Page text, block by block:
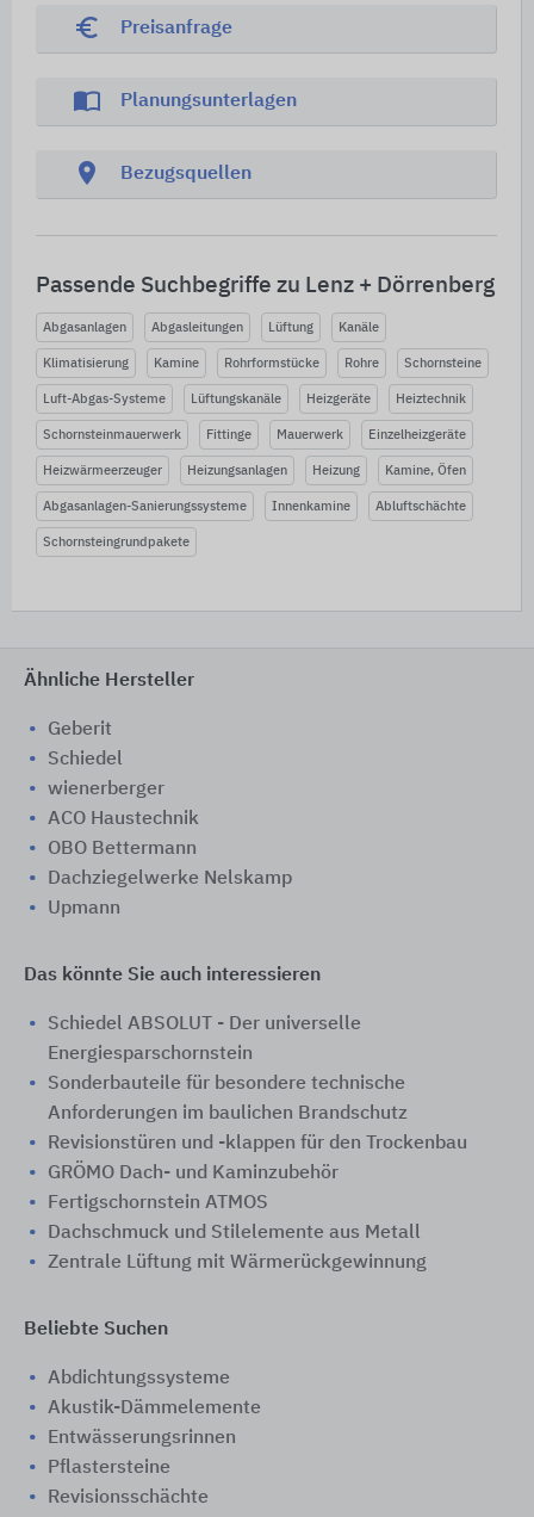
euro_symbol Preisanfrage
import_contacts Planungsunterlagen
location_on Bezugsquellen
Passende Suchbegriffe zu Lenz + Dörrenberg
Abgasanlagen Abgasleitungen Lüftung Kanäle
Klimatisierung Kamine Rohrformstücke Rohre Schornsteine
Luft-Abgas-Systeme Lüftungskanäle Heizgeräte Heiztechnik
Schornsteinmauerwerk Fittinge Mauerwerk Einzelheizgeräte
Heizwärmeerzeuger Heizungsanlagen Heizung Kamine, Öfen
Abgasanlagen-Sanierungssysteme Innenkamine Abluftschächte
Schornsteingrundpakete
Ähnliche Hersteller
Geberit
Schiedel
wienerberger
ACO Haustechnik
OBO Bettermann
Dachziegelwerke Nelskamp
Upmann
Das könnte Sie auch interessieren
Schiedel ABSOLUT - Der universelle
Energiesparschornstein
Sonderbauteile für besondere technische
Anforderungen im baulichen Brandschutz
Revisionstüren und -klappen für den Trockenbau
GRÖMO Dach- und Kaminzubehör
Fertigschornstein ATMOS
Dachschmuck und Stilelemente aus Metall
Zentrale Lüftung mit Wärmerückgewinnung
Beliebte Suchen
Abdichtungssysteme
Akustik-Dämmelemente
Entwässerungsrinnen
Pflastersteine
Revisionsschächte